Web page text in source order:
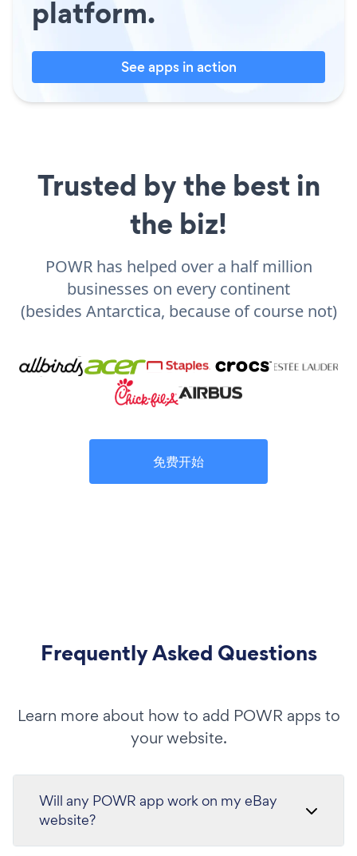
platform.
See apps in action
Trusted by the best in
the biz!
POWR has helped over a half million
businesses on every continent
(besides Antarctica, because of course not)
免费开始
Frequently Asked Questions
Learn more about how to add POWR apps to
your website.
Will any POWR app work on my eBay
website?